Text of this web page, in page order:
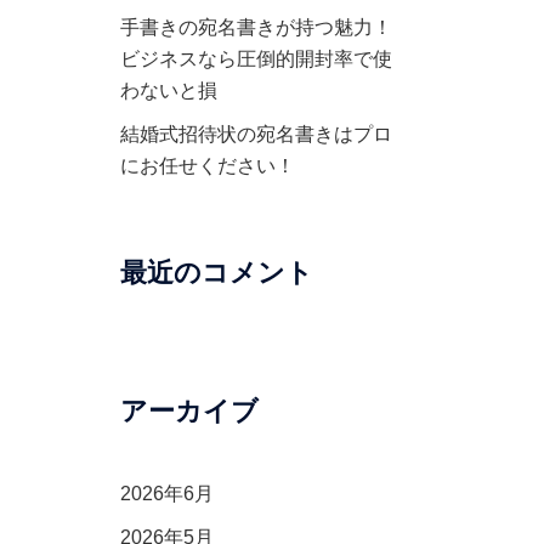
手書きの宛名書きが持つ魅力！
ビジネスなら圧倒的開封率で使
わないと損
結婚式招待状の宛名書きはプロ
にお任せください！
最近のコメント
アーカイブ
2026年6月
2026年5月